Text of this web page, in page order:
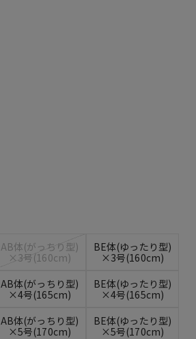
AB体(がっちり型)
×3号(160cm)
BE体(ゆったり型)
×3号(160cm)
AB体(がっちり型)
×4号(165cm)
BE体(ゆったり型)
×4号(165cm)
AB体(がっちり型)
×5号(170cm)
BE体(ゆったり型)
×5号(170cm)